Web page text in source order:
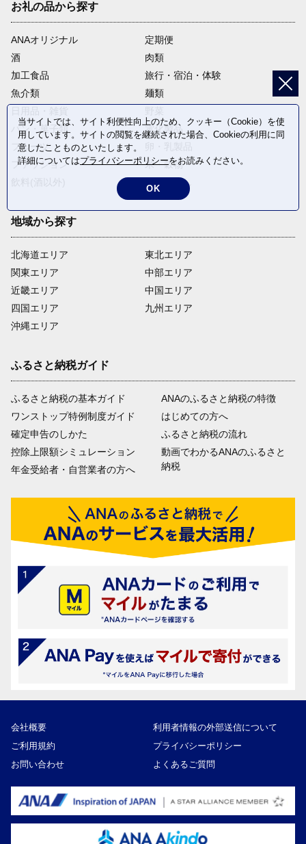
お礼の品から探す
ANAオリジナル
定期便
酒
肉類
加工食品
旅行・宿泊・体験
魚介類
麺類
パン・菓子類
電化製品
フルーツ
ファッション
米・穀物
返礼品なし
地域から探す
北海道エリア
関東エリア
近畿エリア
四国エリア
沖縄エリア
東北エリア
中部エリア
中国エリア
九州エリア
ふるさと納税ガイド
ふるさと納税の基本ガイド
ワンストップ特例制度ガイド
確定申告のしかた
控除上限額シミュレーション
年金受給者・自営業者の方へ
ANAのふるさと納税の特徴
はじめての方へ
ふるさと納税の流れ
動画でわかるANAのふるさと
納税
会社概要
利用者情報の外部送信について
ご利用規約
プライバシーポリシー
お問い合わせ
よくあるご質問
当サイトでは、サイト利便性向上のため、クッキー（Cookie）を使
用しています。サイトの閲覧を継続された場合、Cookieの利用に同
意したことものといたします。
詳細についてはプライバシーポリシーをお読みください。
OK